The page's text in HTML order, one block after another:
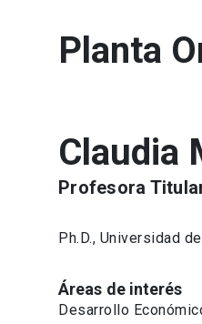
Planta
Claudia
Profesora
Ph.D., Universidad
Áreas de interés
Desarrollo